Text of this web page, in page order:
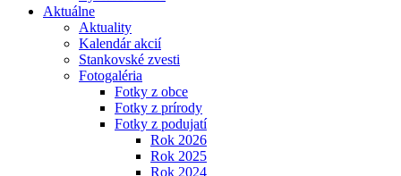
Aktuálne
Aktuality
Kalendár akcií
Stankovské zvesti
Fotogaléria
Fotky z obce
Fotky z prírody
Fotky z podujatí
Rok 2026
Rok 2025
Rok 2024